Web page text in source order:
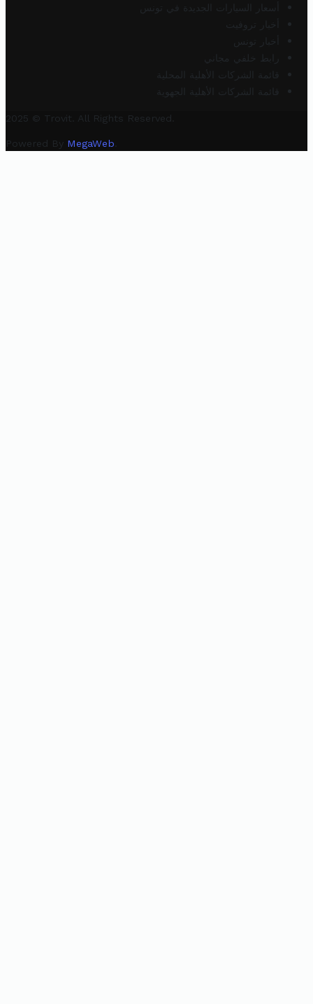
أسعار السيارات الجديدة في تونس
أخبار تروفيت
أخبار تونس
رابط خلفي مجاني
قائمة الشركات الأهلية المحلية
قائمة الشركات الأهلية الجهوية
2025 © Trovit. All Rights Reserved.
Powered By MegaWeb